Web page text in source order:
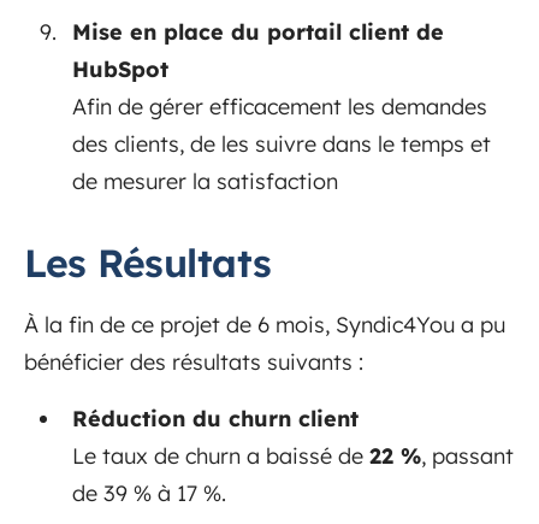
Mise en place du portail client de
HubSpot
Afin de gérer efficacement les demandes
des clients, de les suivre dans le temps et
de mesurer la satisfaction
Les Résultats
À la fin de ce projet de 6 mois, Syndic4You a pu
bénéficier des résultats suivants :
Réduction du churn client
Le taux de churn a baissé de 22 %, passant
de 39 % à 17 %.